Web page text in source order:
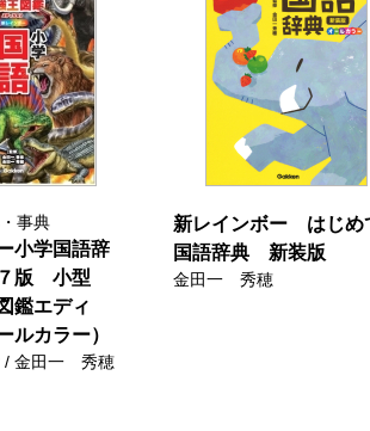
事典
小学国語辞
版 小型
鑑エディ
ルカラー）
金田一 秀穂
新レインボー はじめ
国語辞典 新装版
金田一 秀穂